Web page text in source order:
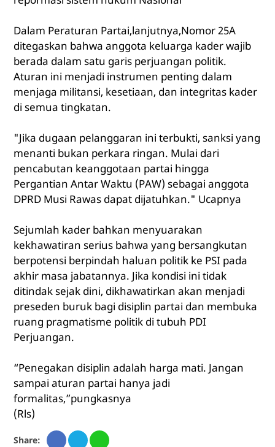
Dalam Peraturan Partai,lanjutnya,Nomor 25A
ditegaskan bahwa anggota keluarga kader wajib
berada dalam satu garis perjuangan politik.
Aturan ini menjadi instrumen penting dalam
menjaga militansi, kesetiaan, dan integritas kader
di semua tingkatan.
"Jika dugaan pelanggaran ini terbukti, sanksi yang
menanti bukan perkara ringan. Mulai dari
pencabutan keanggotaan partai hingga
Pergantian Antar Waktu (PAW) sebagai anggota
DPRD Musi Rawas dapat dijatuhkan." Ucapnya
Sejumlah kader bahkan menyuarakan
kekhawatiran serius bahwa yang bersangkutan
berpotensi berpindah haluan politik ke PSI pada
akhir masa jabatannya. Jika kondisi ini tidak
ditindak sejak dini, dikhawatirkan akan menjadi
preseden buruk bagi disiplin partai dan membuka
ruang pragmatisme politik di tubuh PDI
Perjuangan.
“Penegakan disiplin adalah harga mati. Jangan
sampai aturan partai hanya jadi
formalitas,”pungkasnya
(Rls)
Share: